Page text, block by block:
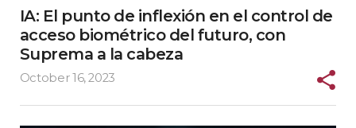
IA: El punto de inflexión en el control de
acceso biométrico del futuro, con
Suprema a la cabeza
October 16, 2023